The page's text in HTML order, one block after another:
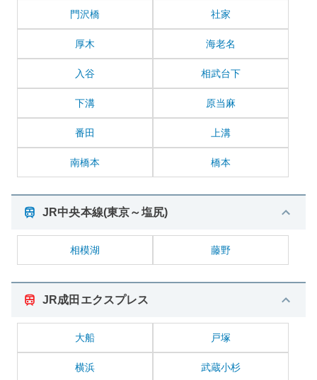
門沢橋 社家
厚木 海老名
入谷 相武台下
下溝 原当麻
番田 上溝
南橋本 橋本
JR中央本線(東京～塩尻)
相模湖 藤野
JR成田エクスプレス
大船 戸塚
横浜 武蔵小杉